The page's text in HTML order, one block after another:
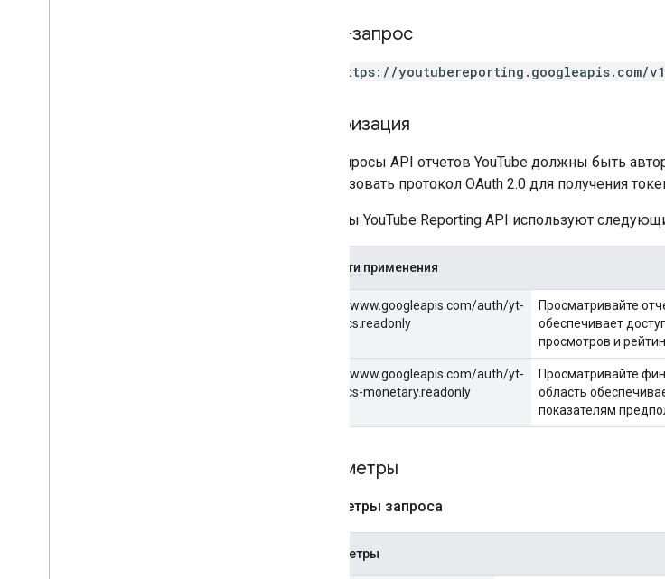
HTTP-запрос
GET https://youtubereporting.googleapis.com/
Авторизация
Все запросы API отчетов YouTube должны быть
использовать протокол OAuth 2.0 для получения
Запросы YouTube Reporting API используют
Области применения
https://www.googleapis.com/auth/yt-
analytics.readonly
Просматривайте
обеспечивает
просмотров и
https://www.googleapis.com/auth/yt-
analytics-monetary.readonly
Просматривайте
область
показателям
Параметры
Параметры запроса
Параметры